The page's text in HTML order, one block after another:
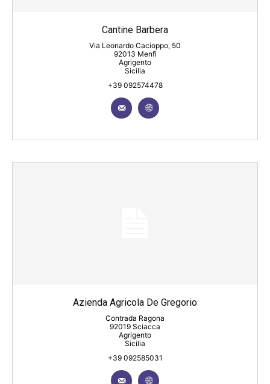
Cantine Barbera
Via Leonardo Cacioppo, 50
92013 Menfi
Agrigento
Sicilia
+39 092574478
Azienda Agricola De Gregorio
Contrada Ragona
92019 Sciacca
Agrigento
Sicilia
+39 092585031